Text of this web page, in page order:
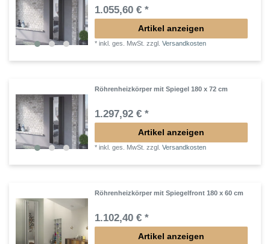
1.055,60 € *
Artikel anzeigen
*inkl. ges. MwSt. zzgl.Versandkosten
Röhrenheizkörper mit Spiegel 180 x 72 cm
1.297,92 € *
Artikel anzeigen
*inkl. ges. MwSt. zzgl.Versandkosten
Röhrenheizkörper mit Spiegelfront 180 x 60 cm
1.102,40 € *
Artikel anzeigen